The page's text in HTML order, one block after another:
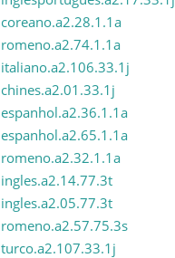
coreano.a2.28.1.1a
romeno.a2.74.1.1a
italiano.a2.106.33.1j
chines.a2.01.33.1j
espanhol.a2.36.1.1a
espanhol.a2.65.1.1a
romeno.a2.32.1.1a
ingles.a2.14.77.3t
ingles.a2.05.77.3t
romeno.a2.57.75.3s
turco.a2.107.33.1j